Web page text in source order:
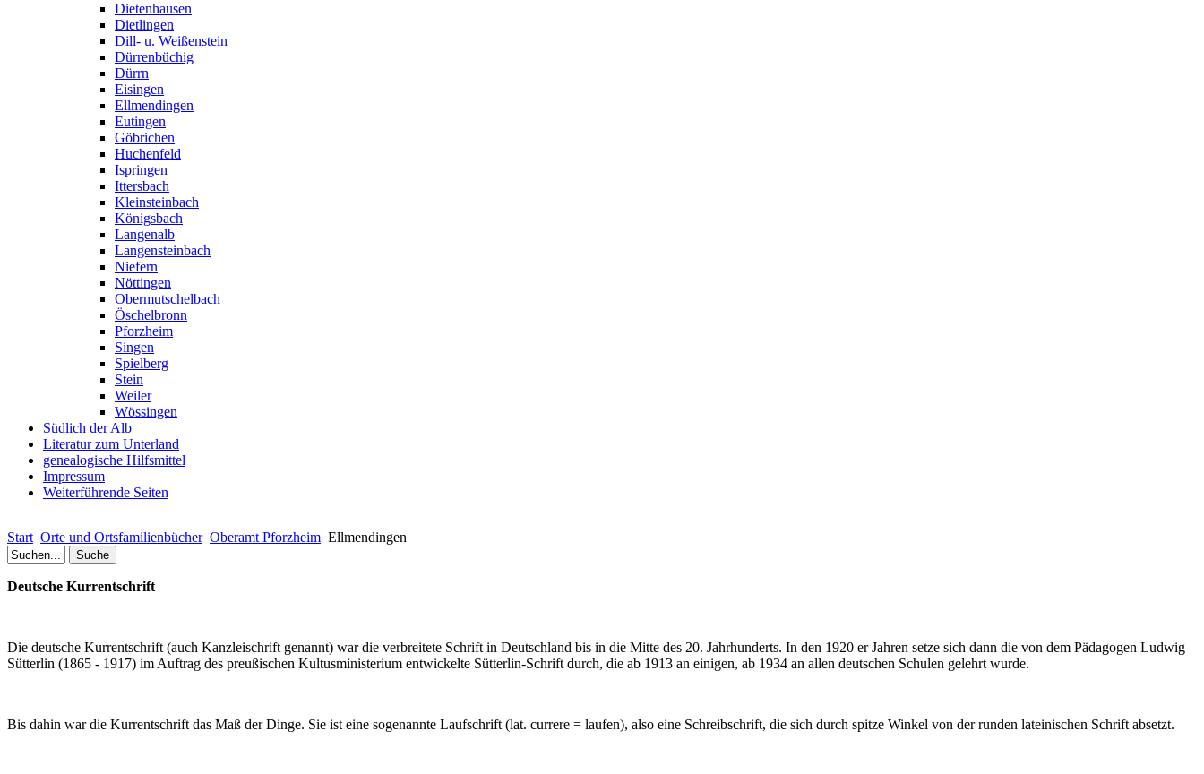
Dietenhausen
Dietlingen
Dill- u. Weißenstein
Dürrenbüchig
Dürrn
Eisingen
Ellmendingen
Eutingen
Göbrichen
Huchenfeld
Ispringen
Ittersbach
Kleinsteinbach
Königsbach
Langenalb
Langensteinbach
Niefern
Nöttingen
Obermutschelbach
Öschelbronn
Pforzheim
Singen
Spielberg
Stein
Weiler
Wössingen
Südlich der Alb
Literatur zum Unterland
genealogische Hilfsmittel
Impressum
Weiterführende Seiten
Start Orte und Ortsfamilienbücher Oberamt Pforzheim Ellmendingen
Deutsche Kurrentschrift
Die deutsche Kurrentschrift (auch Kanzleischrift genannt) war die verbreitete Schrift in Deutschland bis in die Mitte des 20. Jahrhunderts. In den 1920 er Jahren setze sich dann die von dem Pädagogen Ludwig
Sütterlin (1865 - 1917) im Auftrag des preußischen Kultusministerium entwickelte Sütterlin-Schrift durch, die ab 1913 an einigen, ab 1934 an allen deutschen Schulen gelehrt wurde.
Bis dahin war die Kurrentschrift das Maß der Dinge. Sie ist eine sogenannte Laufschrift (lat. currere = laufen), also eine Schreibschrift, die sich durch spitze Winkel von der runden lateinischen Schrift absetzt.